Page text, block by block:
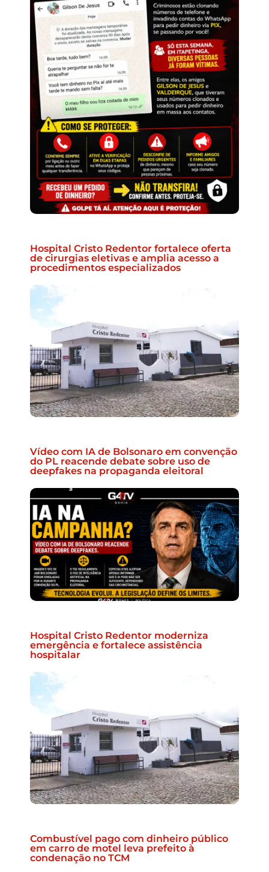
Hospital Cristo Redentor fortalece oferta
de cirurgias eletivas e amplia acesso a
procedimentos especializados
Vídeo com IA de Bolsonaro em convenção
do PL reacende debate sobre uso de
deepfakes na propaganda eleitoral
Hospital Cristo Redentor moderniza
emergência e fortalece assistência
hospitalar
Combustível pago com dinheiro público
em carro de motel leva prefeito à
condenação no TCM